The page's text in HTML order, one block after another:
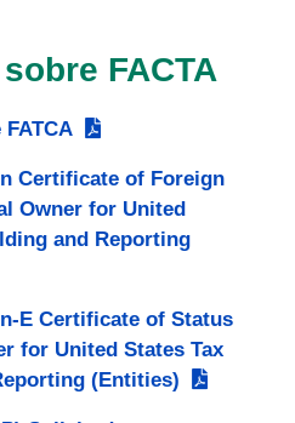
FACTA
Certificate of Foreign
Owner for United
and Reporting
E Certificate of Status
for United States Tax
(Entities)